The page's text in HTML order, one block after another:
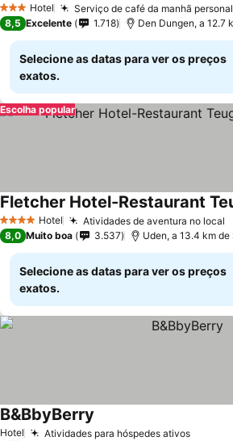
3 EstrelasHotel Serviço de café da manhã
8,5 Excelente 1.718 Den Dungen, a 12.7
Selecione as datas para ver os preços
exatos.
Escolha popular
4 EstrelasHotel Atividades de aventura no local
8,0 Muito boa 3.537 Uden, a 13.4 km
Selecione as datas para ver os preços
exatos.
Hotel Atividades para hóspedes ativos
B&BbyBerry